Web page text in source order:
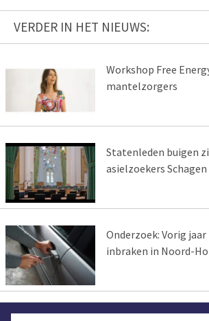
VERDER IN HET NIEUWS:
Workshop Free
mantelzorgers
Statenleden buigen
asielzoekers
Onderzoek: Vorig
inbraken in Noord-